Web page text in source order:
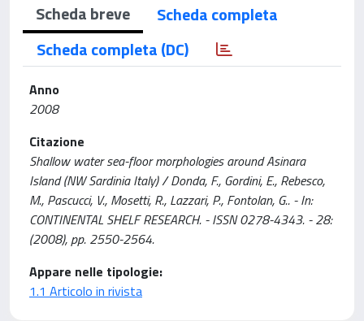
Scheda breve
Scheda completa
Scheda completa (DC)
Anno
2008
Citazione
Shallow water sea-floor morphologies around Asinara
Island (NW Sardinia Italy) / Donda, F., Gordini, E., Rebesco,
M., Pascucci, V., Mosetti, R., Lazzari, P., Fontolan, G.. - In:
CONTINENTAL SHELF RESEARCH. - ISSN 0278-4343. - 28:
(2008), pp. 2550-2564.
Appare nelle tipologie:
1.1 Articolo in rivista